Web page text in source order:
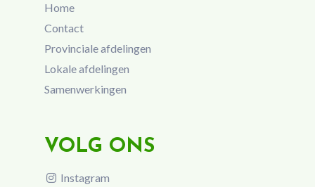
Home
Contact
Provinciale afdelingen
Lokale afdelingen
Samenwerkingen
VOLG ONS
Instagram